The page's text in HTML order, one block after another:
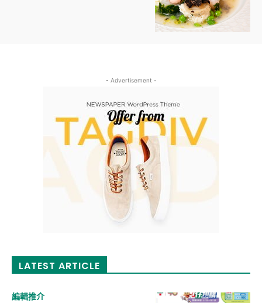
- Advertisement -
LATEST ARTICLE
編輯推介